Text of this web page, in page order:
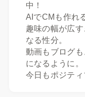
中！
AIでCMも作れ
趣味の幅が広
なる性分。
動画もブログ
になるように。
今日もポジティ